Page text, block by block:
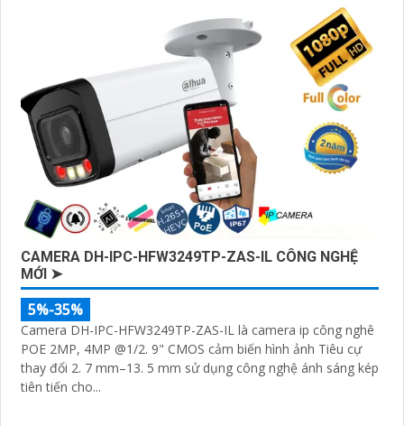
CAMERA DH-IPC-HFW3249TP-ZAS-IL CÔNG NGHỆ
MỚI ➤
5%-35%
Camera DH-IPC-HFW3249TP-ZAS-IL là camera ip công nghê
POE 2MP, 4MP @1/2. 9" CMOS cảm biến hình ảnh Tiêu cự
thay đổi 2. 7 mm–13. 5 mm sử dụng công nghệ ánh sáng kép
tiên tiến cho...